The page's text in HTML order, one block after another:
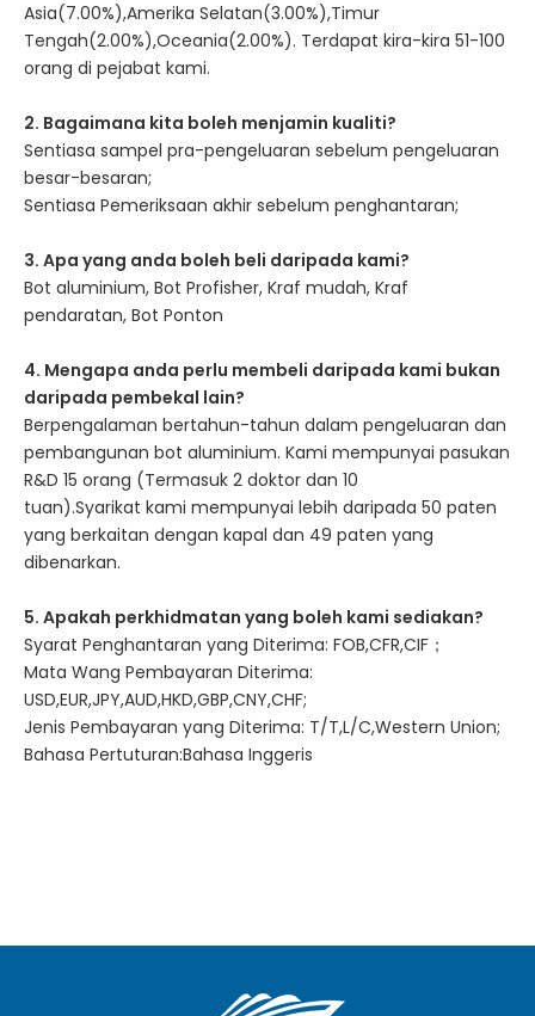
Asia(7.00%),Amerika Selatan(3.00%),Timur
Tengah(2.00%),Oceania(2.00%). Terdapat kira-kira 51-100
orang di pejabat kami.
2. Bagaimana kita boleh menjamin kualiti?
Sentiasa sampel pra-pengeluaran sebelum pengeluaran
besar-besaran;
Sentiasa Pemeriksaan akhir sebelum penghantaran;
3. Apa yang anda boleh beli daripada kami?
Bot aluminium, Bot Profisher, Kraf mudah, Kraf
pendaratan, Bot Ponton
4. Mengapa anda perlu membeli daripada kami bukan
daripada pembekal lain?
Berpengalaman bertahun-tahun dalam pengeluaran dan
pembangunan bot aluminium. Kami mempunyai pasukan
R&D 15 orang (Termasuk 2 doktor dan 10
tuan).Syarikat kami mempunyai lebih daripada 50 paten
yang berkaitan dengan kapal dan 49 paten yang
dibenarkan.
5. Apakah perkhidmatan yang boleh kami sediakan?
Syarat Penghantaran yang Diterima: FOB,CFR,CIF；
Mata Wang Pembayaran Diterima:
USD,EUR,JPY,AUD,HKD,GBP,CNY,CHF;
Jenis Pembayaran yang Diterima: T/T,L/C,Western Union;
Bahasa Pertuturan:Bahasa Inggeris